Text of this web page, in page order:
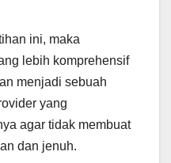
ini, maka
lebih komprehensif
menjadi sebuah
yang
agar tidak membuat
dan jenuh.